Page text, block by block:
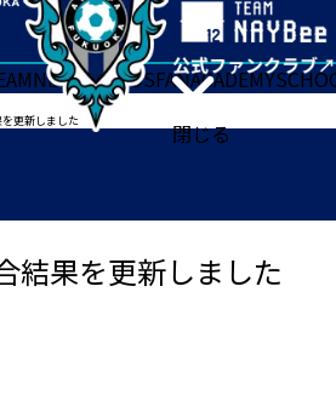
閉じる
NEWSGOODSFANACADEMY
更新しました
結果を更新しました